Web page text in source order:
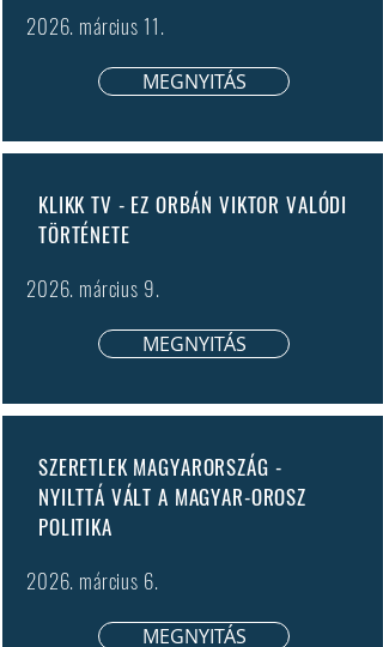
2026. március 11.
MEGNYITÁS
KLIKK TV - EZ ORBÁN VIKTOR VALÓDI
TÖRTÉNETE
2026. március 9.
MEGNYITÁS
SZERETLEK MAGYARORSZÁG -
NYILTTÁ VÁLT A MAGYAR-OROSZ
POLITIKA
2026. március 6.
MEGNYITÁS